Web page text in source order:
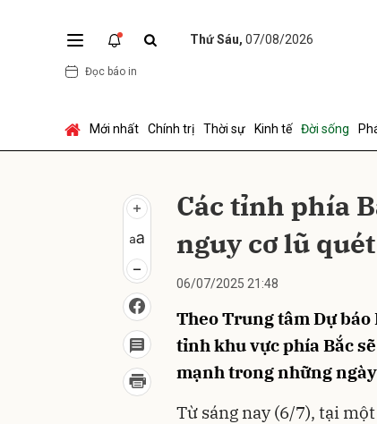
Thứ Sáu, 07/08/2026
Đọc báo in
Mới nhất Chính trị Thời sự Kinh tế Đời sống
Các tỉnh phía
nguy cơ lũ
06/07/2025 21:48
Theo Trung tâm Dự
tỉnh khu vực phía Bắc
mạnh trong những
Từ sáng nay (6/7), tại